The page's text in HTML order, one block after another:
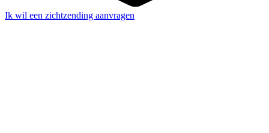
Ik wil een zichtzending aanvragen